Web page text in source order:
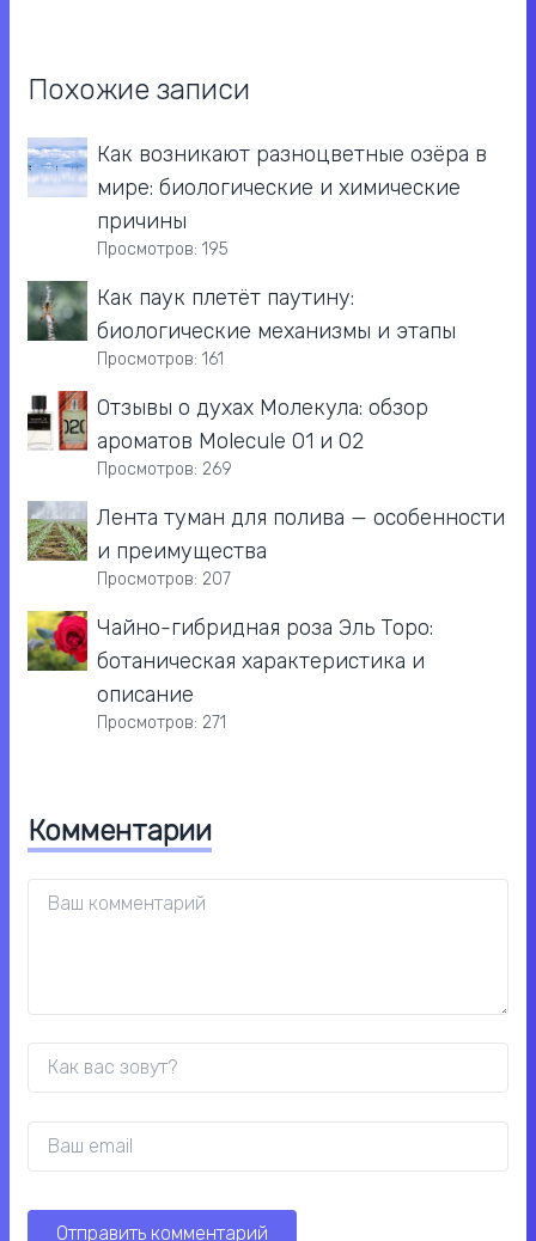
Похожие записи
Как возникают разноцветные озёра в
мире: биологические и химические
причины
Просмотров: 195
Как паук плетёт паутину:
биологические механизмы и этапы
Просмотров: 161
Отзывы о духах Молекула: обзор
ароматов Molecule 01 и 02
Просмотров: 269
Лента туман для полива — особенности
и преимущества
Просмотров: 207
Чайно-гибридная роза Эль Торо:
ботаническая характеристика и
описание
Просмотров: 271
Комментарии